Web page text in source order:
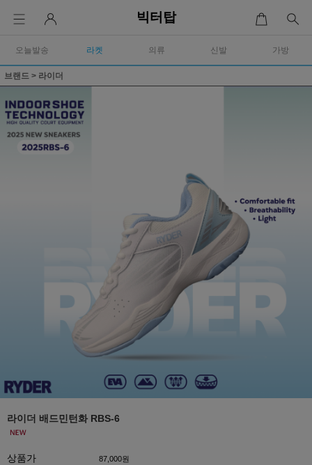
빅터탑
오늘발송 라켓 의류 신발 가방
브랜드 > 라이더
라이더 배드민턴화 RBS-6
상품가 87,000원